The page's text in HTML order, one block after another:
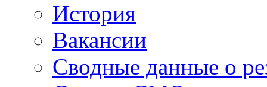
История
Вакансии
Сводные данные о